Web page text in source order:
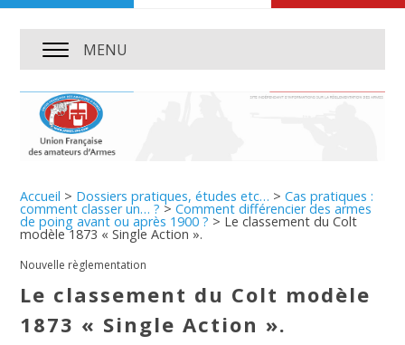
MENU
Accueil > Dossiers pratiques, études etc… >Cas pratiques :
comment classer un… ? >Comment différencier des armes
de poing avant ou après 1900 ? > Le classement du Colt
modèle 1873 « Single Action ».
Nouvelle règlementation
Le classement du Colt modèle
1873 « Single Action ».